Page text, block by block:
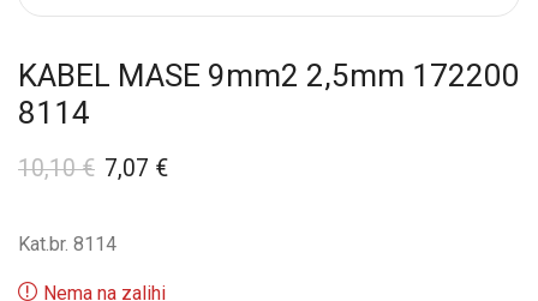
KABEL MASE 9mm2 2,5mm 172200
8114
10,10€ 7,07 €
Kat.br. 8114
Nema na zalihi